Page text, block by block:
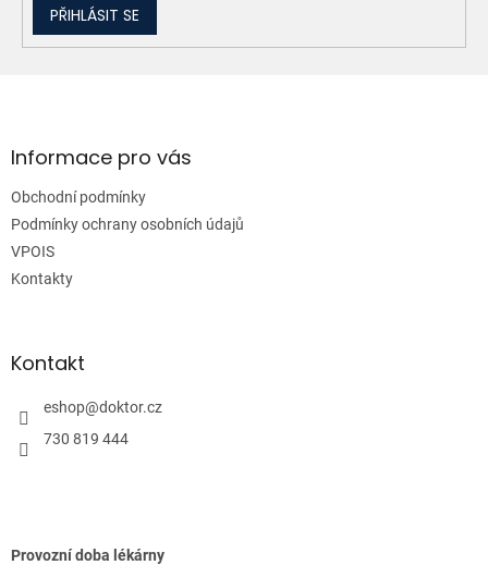
PŘIHLÁSIT SE
aInformace pro vás
Obchodní podmínky
Podmínky ochrany osobních údajů
VPOIS
Kontakty
Kontakt
eshop@doktor.cz
730 819 444
Provozní doba lékárny